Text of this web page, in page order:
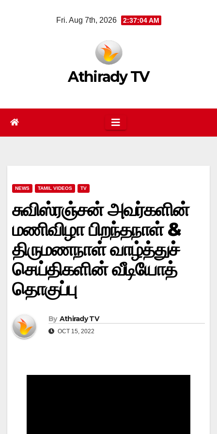
Fri. Aug 7th, 2026 2:37:04 AM
Athirady TV
NEWS TAMIL VIDEOS TV
சுவிஸ்ரஞ்சன் அவர்களின்
மணிவிழா பிறந்தநாள் &
திருமணநாள் வாழ்த்துச்
செய்திகளின் வீடியோத்
தொகுப்பு
By Athirady TV
OCT 15, 2022